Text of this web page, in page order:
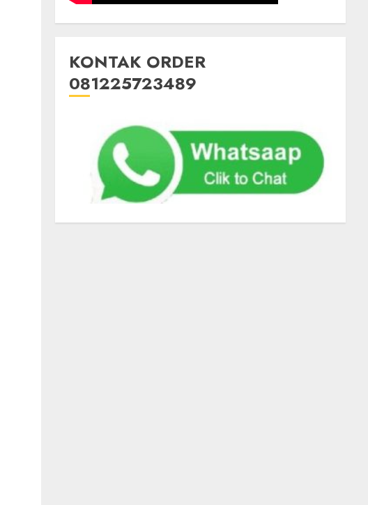
KONTAK ORDER
081225723489